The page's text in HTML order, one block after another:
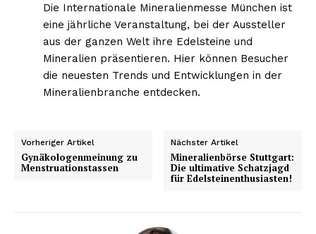
Die Internationale Mineralienmesse München ist
eine jährliche Veranstaltung, bei der Aussteller
aus der ganzen Welt ihre Edelsteine und
Mineralien präsentieren. Hier können Besucher
die neuesten Trends und Entwicklungen in der
Mineralienbranche entdecken.
Vorheriger Artikel
Gynäkologenmeinung zu
Menstruationstassen
Nächster Artikel
Mineralienbörse Stuttgart:
Die ultimative Schatzjagd
für Edelsteinenthusiasten!